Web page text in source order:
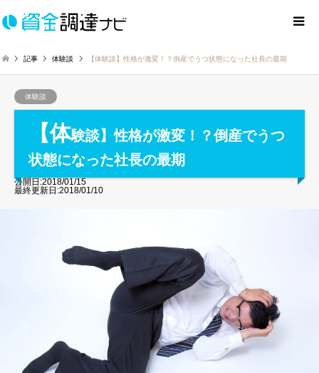
記事 体験談 【体験談】性格が激変！？倒産でうつ状態になった社長の最期
体験談
【体験談】性格が激変！？倒産でうつ
状態になった社長の最期
公開日:2018/01/15
最終更新日:2018/01/10